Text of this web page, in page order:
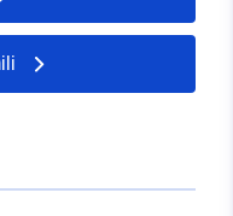
che stabilisce
— il libretto di
che possono